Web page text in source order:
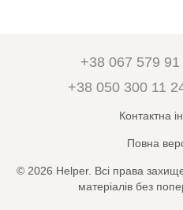
+38 067 579
+38 050 300 11
Контактна
Повна
© 2026 Helper. Всі права
матеріалів без